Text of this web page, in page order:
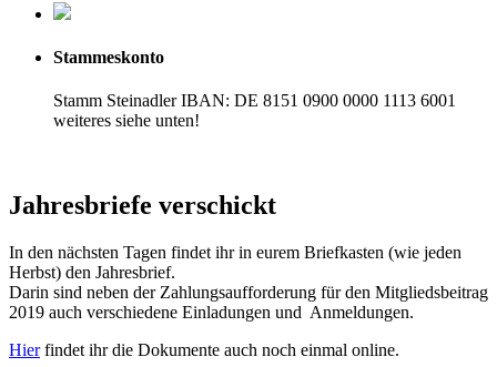
Stammeskonto
Stamm Steinadler IBAN: DE 8151 0900 0000 1113 6001
weiteres siehe unten!
Jahresbriefe verschickt
In den nächsten Tagen findet ihr in eurem Briefkasten (wie jeden
Herbst) den Jahresbrief.
Darin sind neben der Zahlungsaufforderung für den Mitgliedsbeitrag
2019 auch verschiedene Einladungen und Anmeldungen.
Hierfindet ihr die Dokumente auch noch einmal online.